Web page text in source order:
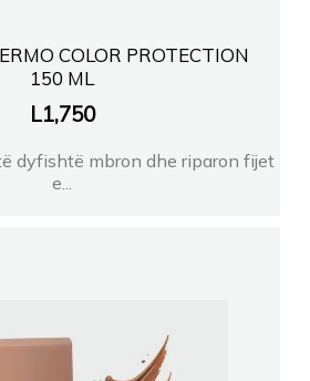
COLOR PROTECTION
150 ML
L1,750
dyfishtë mbron dhe riparon fijet
e...